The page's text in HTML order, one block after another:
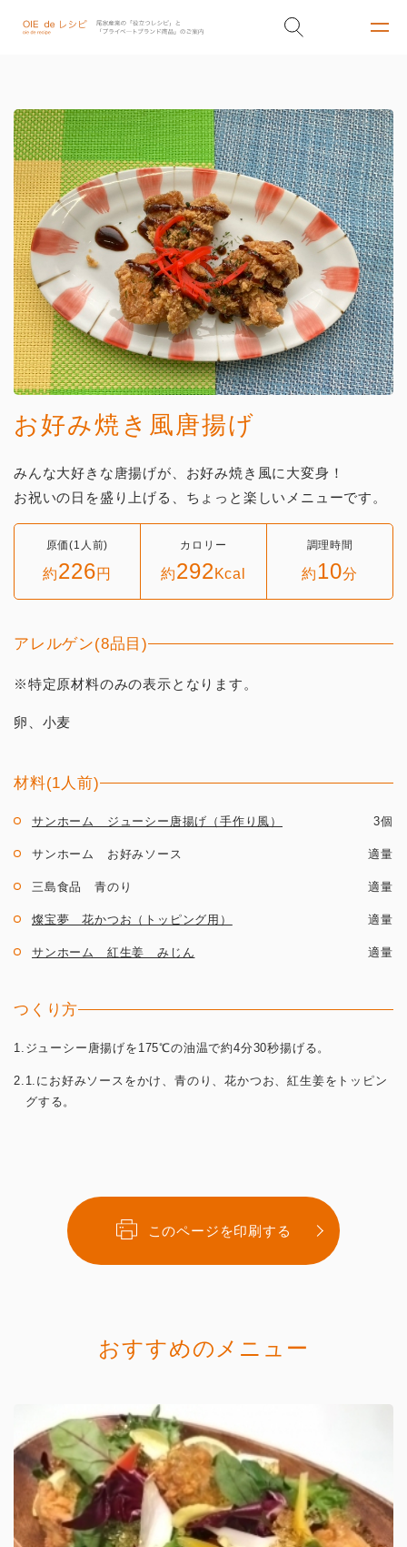
お好み焼き風唐揚げ
みんな大好きな唐揚げが、お好み焼き風に大変身！
お祝いの日を盛り上げる、ちょっと楽しいメニューです。
原価(1人前)
約226円
カロリー
約292Kcal
調理時間
約10分
アレルゲン(8品目)
※特定原材料のみの表示となります。
卵、小麦
材料(1人前)
サンホーム ジューシー唐揚げ（手作り風） 3個
サンホーム お好みソース 適量
三島食品 青のり 適量
燦宝夢 花かつお（トッピング用） 適量
サンホーム 紅生姜 みじん 適量
つくり方
1.ジューシー唐揚げを175℃の油温で約4分30秒揚げる。
2.1.にお好みソースをかけ、青のり、花かつお、紅生姜をトッピン
グする。
このページを印刷する
おすすめのメニュー